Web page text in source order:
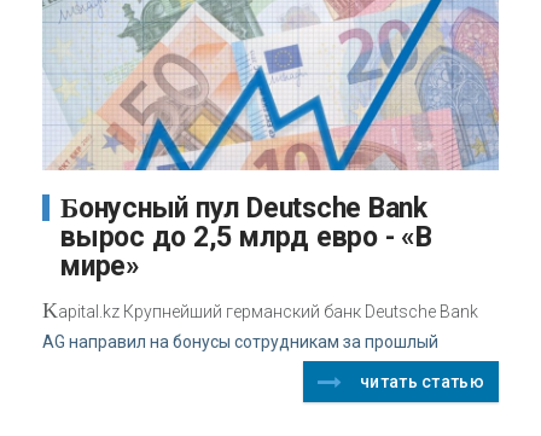
Бонусный пул Deutsche Bank
вырос до 2,5 млрд евро - «В
мире»
Kapital.kz Крупнейший германский банк Deutsche Bank
AG направил на бонусы сотрудникам за прошлый
читать статью